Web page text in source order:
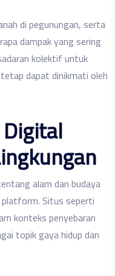
di pegunungan, serta
dampak yang sering
kolektif untuk
dapat dinikmati oleh
alam dan budaya
platform. Situs seperti
konteks penyebaran
topik gaya hidup dan